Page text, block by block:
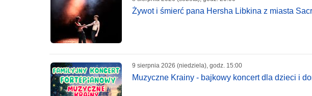
Żywot i śmierć pana Hersha Libkina z miasta
9 sierpnia 2026 (niedziela), godz. 15:00
Muzyczne Krainy - bajkowy koncert dla dzieci i